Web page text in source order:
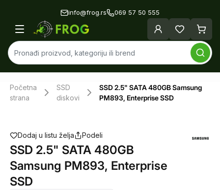
info@frog.rs 069 57 50 555
Početna
strana
SSD
diskovi
SSD 2.5" SATA 480GB Samsung
PM893, Enterprise SSD
Dodaj u listu želja Podeli
SSD 2.5" SATA 480GB
Samsung PM893, Enterprise
SSD